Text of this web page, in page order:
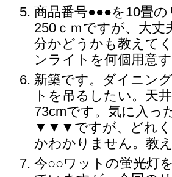
商品番号●●●を10畳
250ｃｍですが、大
分かどうかも教えて
ンライトを何個用意
新築です。ダイニン
トを吊るしたい。天
73cmです。気に入
▼▼▼ですが、どれく
かわかりません。教
今○○ワットの蛍光灯